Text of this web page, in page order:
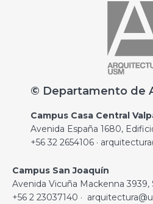
© Departamento de
Campus Casa Central
Avenida España 1680,
+56 32 2654106 ·
Campus San Joaquín
Avenida Vicuña Mackenna 3939,
+56 2 23037140 ·